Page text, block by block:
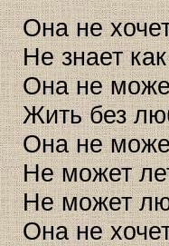
Она не
Не знает
Она не
Жить без
Она не
Не может
Не может
Она не